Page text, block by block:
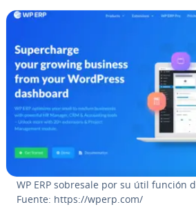
WP ERP sobresale por su útil función
Fuente: https://wperp.com/